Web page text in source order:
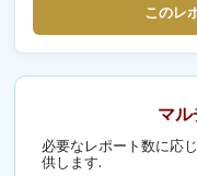
このレ
マ
必要なレポート数に応
供します.